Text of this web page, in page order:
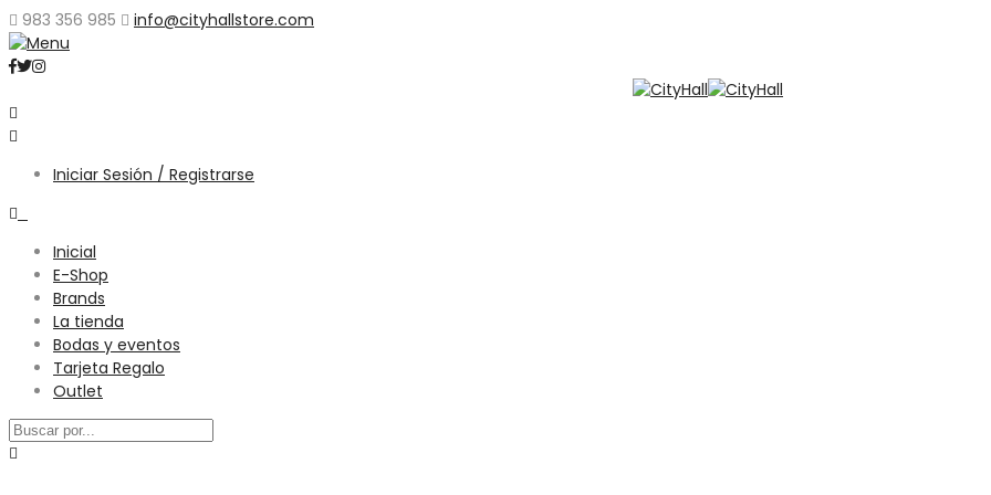
983 356 985 info@cityhallstore.com
Iniciar Sesión / Registrarse
Inicial
E-Shop
Brands
La tienda
Bodas y eventos
Tarjeta Regalo
Outlet